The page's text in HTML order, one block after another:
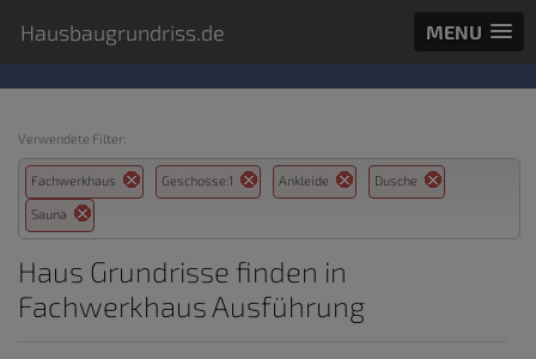
Hausbaugrundriss.de MENU
Verwendete Filter:
Fachwerkhaus Geschosse:1 Ankleide Dusche
Sauna
Haus Grundrisse finden in
Fachwerkhaus Ausführung